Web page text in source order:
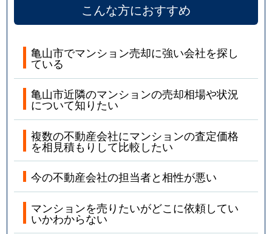
こんな方におすすめ
亀山市でマンション売却に強い会社を探し
ている
亀山市近隣のマンションの売却相場や状況
について知りたい
複数の不動産会社にマンションの査定価格
を相見積もりして比較したい
今の不動産会社の担当者と相性が悪い
マンションを売りたいがどこに依頼してい
いかわからない